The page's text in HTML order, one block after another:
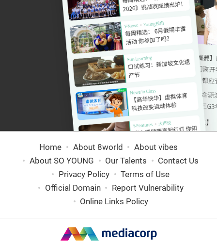
Home About 8world
About vibes
About SO YOUNG
Our Talents
Contact Us
Privacy Policy
Terms of Use
Official Domain
Report Vulnerability
Online Links Policy